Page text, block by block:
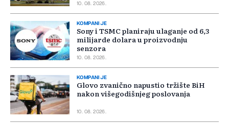
10. 08. 2026.
KOMPANIJE
Sony i TSMC planiraju ulaganje od 6,3
milijarde dolara u proizvodnju
senzora
10. 08. 2026.
KOMPANIJE
Glovo zvanično napustio tržište BiH
nakon višegodišnjeg poslovanja
10. 08. 2026.